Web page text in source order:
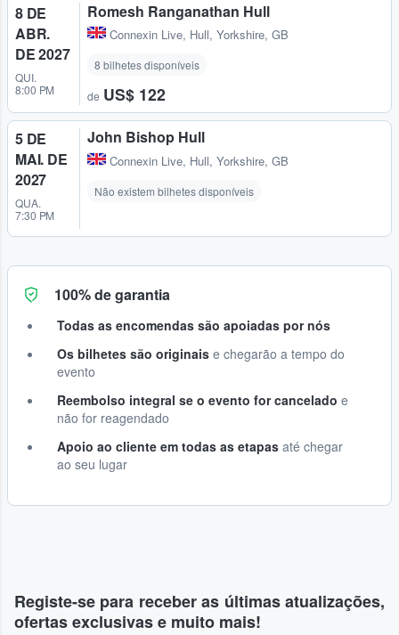
8 DE
ABR.
DE 2027
QUI.
8:00 PM
Romesh Ranganathan Hull
Connexin Live, Hull, Yorkshire, GB
8 bilhetes disponíveis
de US$ 122
5 DE
MAI. DE
2027
QUA.
7:30 PM
John Bishop Hull
Connexin Live, Hull, Yorkshire, GB
Não existem bilhetes disponíveis
100% de garantia
Todas as encomendas são apoiadas por nós
Os bilhetes são originais e chegarão a tempo do
evento
Reembolso integral se o evento for cancelado e
não for reagendado
Apoio ao cliente em todas as etapas até chegar
ao seu lugar
Registe-se para receber as últimas atualizações,
ofertas exclusivas e muito mais!